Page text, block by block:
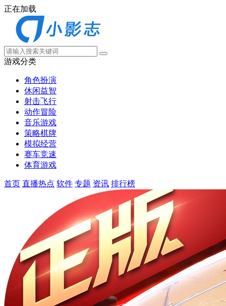
正在加载
游戏分类
角色扮演
休闲益智
射击飞行
动作冒险
音乐游戏
策略棋牌
模拟经营
赛车竞速
体育游戏
首页 直播热点 软件 专题 资讯 排行榜